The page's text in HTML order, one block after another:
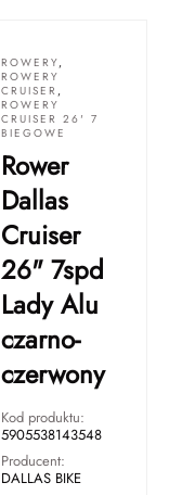
ROWERY,
ROWERY
CRUISER ,
ROWERY
CRUISER 26' 7
BIEGOWE
Rower
Dallas
Cruiser
26" 7spd
Lady Alu
czarno-
czerwony
Kod produktu:
5905538143548
Producent:
DALLAS BIKE